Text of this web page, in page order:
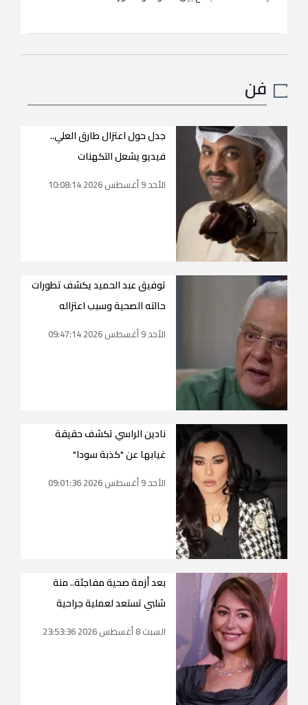
فن
جدل حول اعتزال طارق العلي..
فيديو يشعل التكهنات
الأحد 9 أغسطس 2026 10:08:14
توفيق عبد الحميد يكشف تطورات
حالته الصحية وسبب اعتزاله
الأحد 9 أغسطس 2026 09:47:14
نادين الراسي تكشف حقيقة
غيابها عن "كذبة سودا"
الأحد 9 أغسطس 2026 09:01:36
بعد أزمة صحية مفاجئة.. منة
شلبي تستعد لعملية جراحية
السبت 8 أغسطس 2026 23:53:36